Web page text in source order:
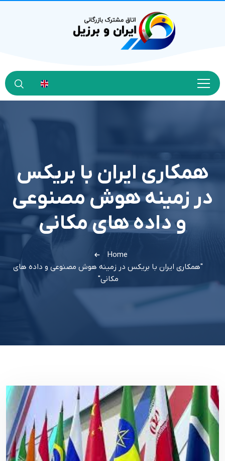
همکاری ایران با بریکس
در زمینه هوش مصنوعی
و داده های مکانی
Home
"همکاری ایران با بریکس در زمینه هوش مصنوعی و داده های
مکانی"